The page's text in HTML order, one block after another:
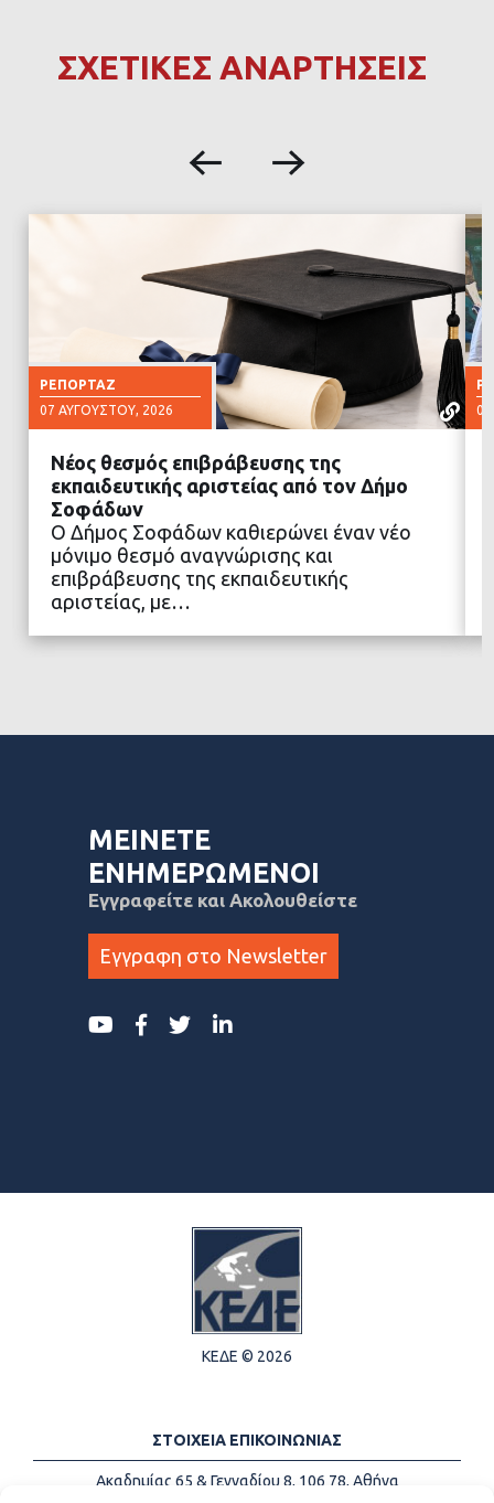
ΣΧΕΤΙΚΕΣ ΑΝΑΡΤΗΣΕΙΣ
ΡΕΠΟΡΤΆΖ
07 ΑΥΓΟΎΣΤΟΥ, 2026
ΔΙΑΒΑΣΤΕ ΠΕΡΙΣΣΟΤΕΡΑ
Νέος θεσμός επιβράβευσης της
εκπαιδευτικής αριστείας από τον Δήμο
Σοφάδων
Ο Δήμος Σοφάδων καθιερώνει έναν νέο
μόνιμο θεσμό αναγνώρισης και
επιβράβευσης της εκπαιδευτικής
αριστείας, με…
ΜΕΙΝΕΤΕ
ΕΝΗΜΕΡΩΜΕΝΟΙ
Εγγραφείτε και Ακολουθείστε
Εγγραφη στο Newsletter
ΚΕΔΕ © 2026
ΣΤΟΙΧΕΙΑ ΕΠΙΚΟΙΝΩΝΙΑΣ
Ακαδημίας 65 & Γενναδίου 8, 106 78, Αθήνα